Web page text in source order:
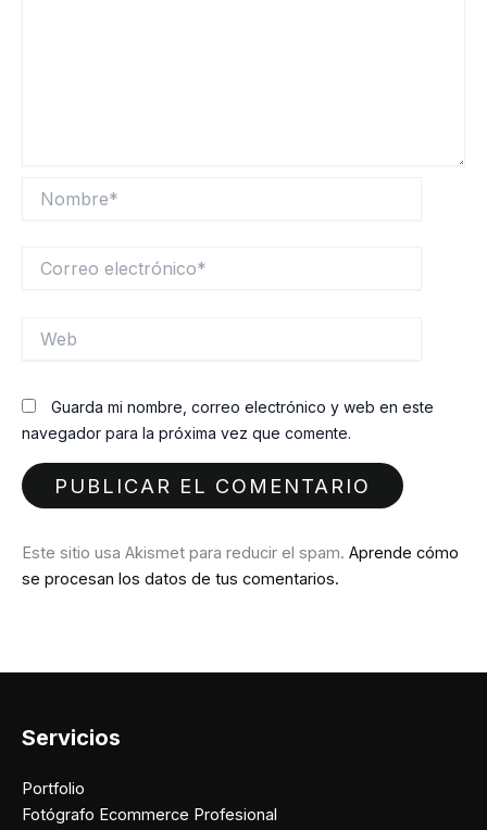
electrónico*
Guarda mi nombre, correo electrónico y web en este
navegador para la próxima vez que comente.
Este sitio usa Akismet para reducir el spam. Aprende cómo
se procesan los datos de tus comentarios.
Servicios
Portfolio
Fotógrafo Ecommerce Profesional